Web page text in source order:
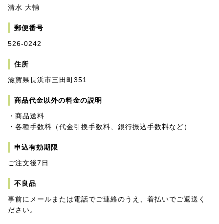
清水 大輔
郵便番号
526-0242
住所
滋賀県長浜市三田町351
商品代金以外の料金の説明
・商品送料
・各種手数料（代金引換手数料、銀行振込手数料など）
申込有効期限
ご注文後7日
不良品
事前にメールまたは電話でご連絡のうえ、着払いでご返送く
ださい。